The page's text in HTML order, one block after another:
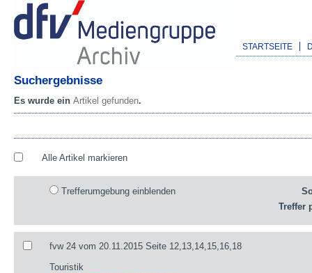
STARTSEITE
Suchergebnisse
Es wurde ein Artikel gefunden.
Alle Artikel markieren
Trefferumgebung einblenden
Treffer
fvw 24 vom 20.11.2015 Seite 12,13,14,15,16,18
Touristik